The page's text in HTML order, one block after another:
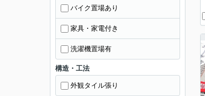
バイク置場あり
家具・家電付き
洗濯機置場有
構造・工法
外観タイル張り